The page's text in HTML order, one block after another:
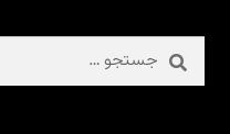
جستجو
برای: